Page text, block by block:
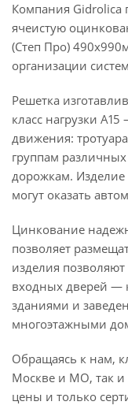
Компания Gidrolica
ячеистую
(Степ Про)
организации
Решетка
класс нагрузки
движения:
группам
дорожкам. Изделие
могут оказать
Цинкование
позволяет
изделия
входных дверей —
зданиями и
многоэтажными
Обращаясь к нам,
Москве и МО, так и
цены и только